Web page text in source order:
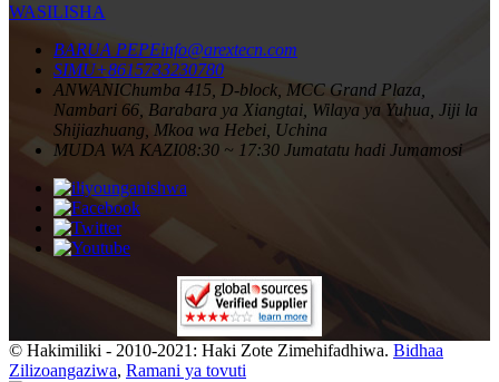
WASILISHA
BARUA PEPEinfo@arextecn.com
SIMU+8615733230780
ANWANIChumba 415, D-block, MCC Grand Plaza,
Nambari 66, Barabara ya Xiangtai, Wilaya ya Yuhua, Jiji la
Shijiazhuang, Mkoa wa Hebei, Uchina
MUDA WA KAZI08:30 ~ 17:30 Jumatatu hadi Jumamosi
© Hakimiliki - 2010-2021: Haki Zote Zimehifadhiwa. Bidhaa
Zilizoangaziwa, Ramani ya tovuti